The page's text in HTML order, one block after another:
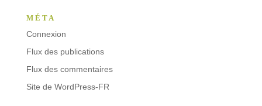
MÉTA
Connexion
Flux des publications
Flux des commentaires
Site de WordPress-FR